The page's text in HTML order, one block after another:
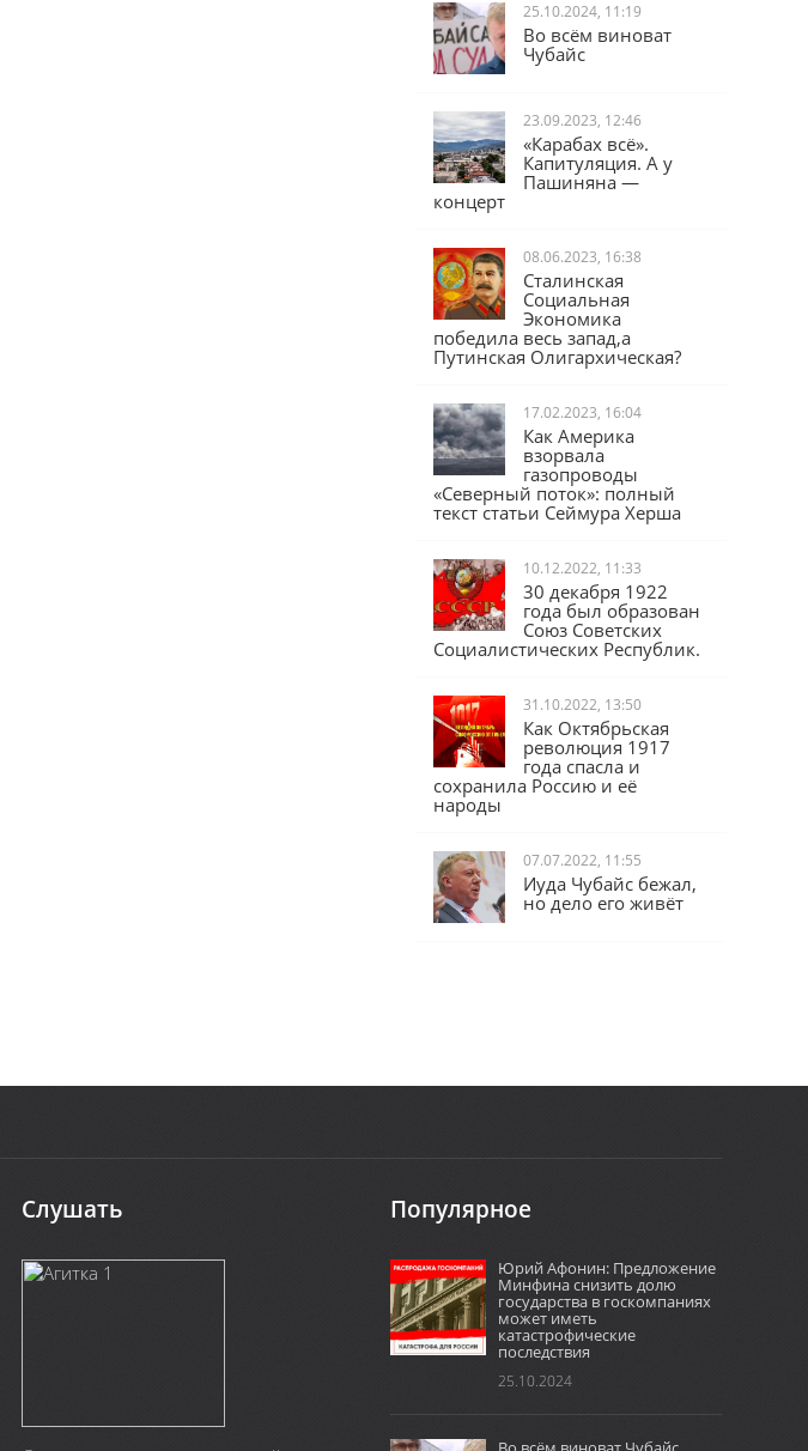
25.10.2024, 11:19
Во всём виноват
Чубайс
23.09.2023, 12:46
«Карабах всё».
Капитуляция. А у
Пашиняна —
концерт
08.06.2023, 16:38
Сталинская
Социальная
Экономика
победила весь запад,а
Путинская Олигархическая?
17.02.2023, 16:04
Как Америка
взорвала
газопроводы
«Северный поток»: полный
текст статьи Сеймура Херша
10.12.2022, 11:33
30 декабря 1922
года был образован
Союз Советских
Социалистических Республик.
31.10.2022, 13:50
Как Октябрьская
революция 1917
года спасла и
сохранила Россию и её
народы
07.07.2022, 11:55
Иуда Чубайс бежал,
но дело его живёт
Слушать Популярное
Юрий Афонин: Предложение
Минфина снизить долю
государства в госкомпаниях
может иметь
катастрофические
последствия
25.10.2024